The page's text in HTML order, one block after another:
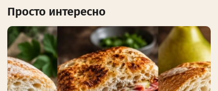
Просто интересно